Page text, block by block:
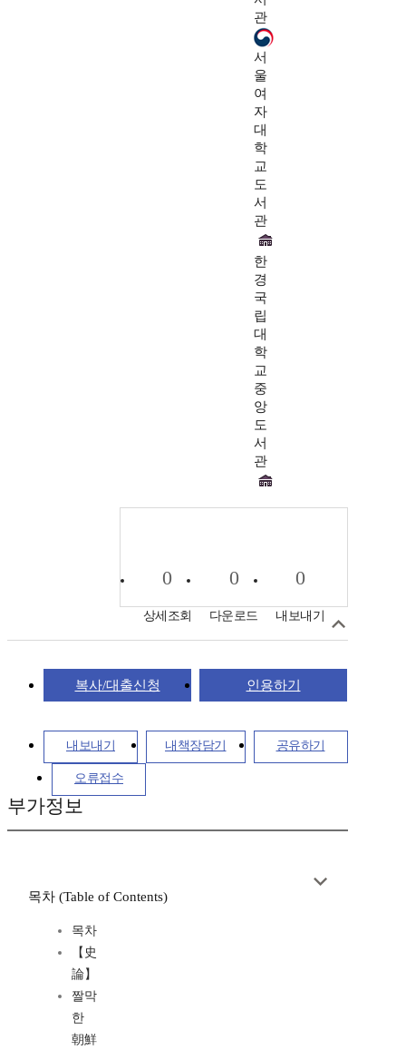
관
서
울
여
자
대
학
교
도
서
관
한
경
국
립
대
학
교
중
앙
도
서
관
0
상세조회
0
다운로드
0
내보내기
복사/대출신청 인용하기
내보내기 내책장담기 공유하기
오류접수
부가정보
목차 (Table of Contents)
목차
【史
論】
짤막
한
朝鮮